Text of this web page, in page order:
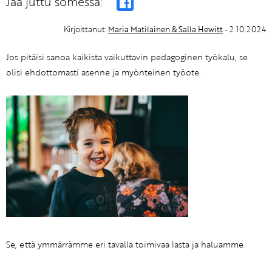
Kirjoittanut: Maria Matilainen & Salla Hewitt- 2.10.2024
Jos pitäisi sanoa kaikista vaikuttavin pedagoginen työkalu, se
olisi ehdottomasti asenne ja myönteinen työote.
Se, että ymmärrämme eri tavalla toimivaa lasta ja haluamme